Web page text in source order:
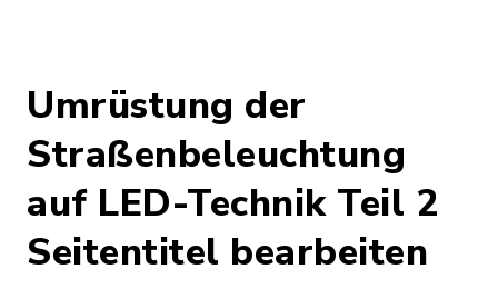
Umrüstung der
Straßenbeleuchtung
auf LED-Technik Teil 2
Seitentitel bearbeiten